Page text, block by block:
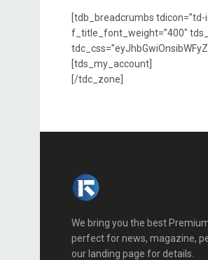
[tdb_breadcrumbs
f_title_font_weight=”400″
[tds_my_account]
[/tdc_zone]
We bring you the best
perfect for news, magazine,
our landing page for details.